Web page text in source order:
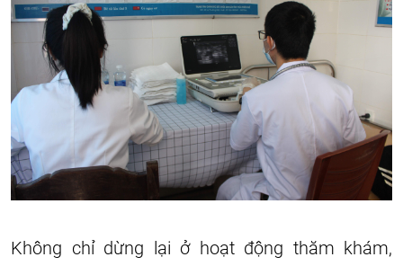
Không chỉ dừng lại ở hoạt động thăm khám,